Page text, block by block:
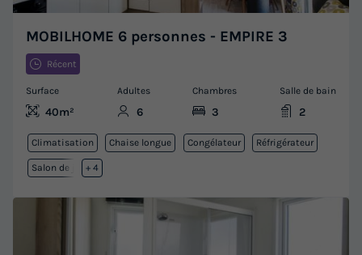
MOBILHOME 6 personnes - EMPIRE 3
Récent
Surface
40m²
Adultes
6
Chambres
3
Salle de bain
2
Climatisation Chaise longue Congélateur Réfrigérateur
Salon de jardin
+ 4